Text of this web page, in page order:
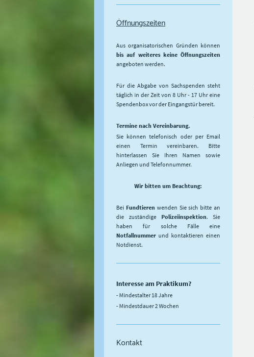
Öffnungszeiten
Aus organisatorischen Gründen können
bis auf weiteres keine Öffnungszeiten
angeboten werden.
Für die Abgabe von Sachspenden steht
täglich in der Zeit von 8 Uhr - 17 Uhr eine
Spendenbox vor der Eingangstür bereit.
Termine nach Vereinbarung.
Sie können telefonisch oder per Email
einen Termin vereinbaren. Bitte
hinterlassen Sie Ihren Namen sowie
Anliegen und Telefonnummer.
Wir bitten um Beachtung:
Bei Fundtierenwenden Sie sich bitte an
die zuständige Polizeiinspektion. Sie
haben für solche Fälle eine
Notfallnummer und kontaktieren einen
Notdienst.
Interesse am Praktikum?
- Mindestalter 18 Jahre
- Mindestdauer 2 Wochen
Kontakt